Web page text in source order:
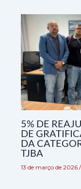
5% DE
DE
DA
TJBA
13 de março de 2026